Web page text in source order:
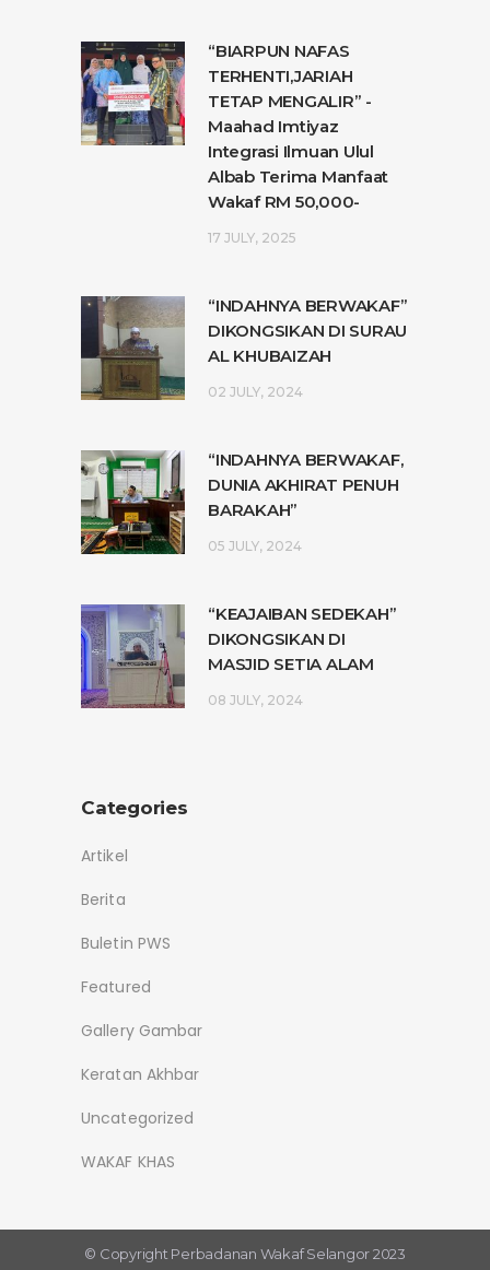
“BIARPUN NAFAS
TERHENTI,JARIAH
TETAP MENGALIR” -
Maahad Imtiyaz
Integrasi Ilmuan Ulul
Albab Terima Manfaat
Wakaf RM 50,000-
17 JULY, 2025
“INDAHNYA BERWAKAF”
DIKONGSIKAN DI SURAU
AL KHUBAIZAH
02 JULY, 2024
“INDAHNYA BERWAKAF,
DUNIA AKHIRAT PENUH
BARAKAH”
05 JULY, 2024
“KEAJAIBAN SEDEKAH”
DIKONGSIKAN DI
MASJID SETIA ALAM
08 JULY, 2024
Categories
Artikel
Berita
Buletin PWS
Featured
Gallery Gambar
Keratan Akhbar
Uncategorized
WAKAF KHAS
© Copyright Perbadanan Wakaf Selangor 2023